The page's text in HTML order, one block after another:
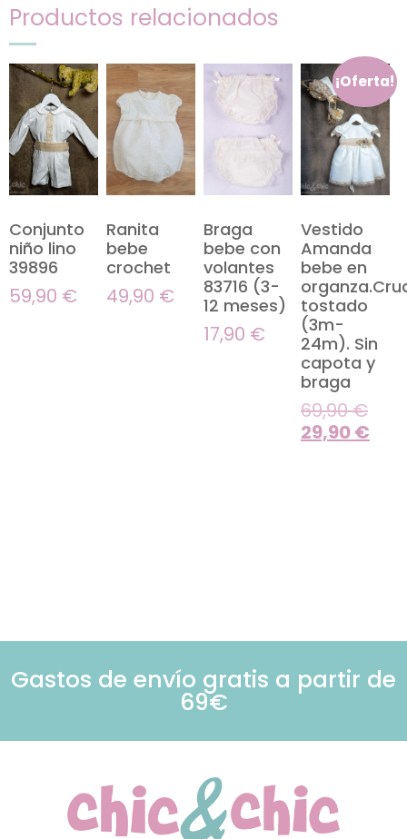
Productos relacionados
Conjunto
niño lino
39896
59,90 €
¡Oferta!
Vestido
Amanda
bebe en
tostado
(3m-
24m). Sin
capota y
braga
69,90€
29,90€
Ranita
bebe
crochet
49,90 €
Braga
bebe con
volantes
83716 (3-
12 meses)
17,90 €
Gastos de envío gratis a partir de
69€